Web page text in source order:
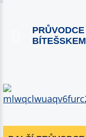
PRŮVODCE
BÍTEŠSKEM